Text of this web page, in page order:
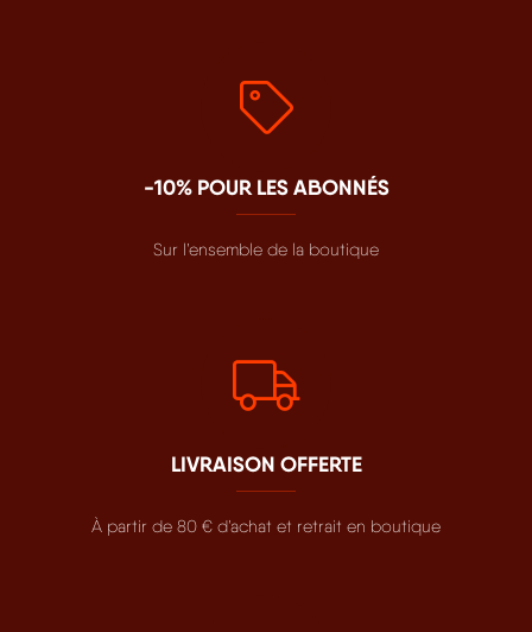
-10% POUR LES ABONNÉS
Sur l’ensemble de la boutique
LIVRAISON OFFERTE
À partir de 80 € d’achat et retrait en boutique